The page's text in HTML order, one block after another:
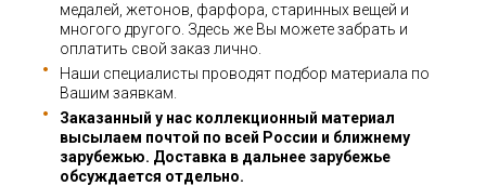
медалей, жетонов, фарфора, старинных вещей и
многого другого. Здесь же Вы можете забрать и
оплатить свой заказ лично.
Наши специалисты проводят подбор материала по
Вашим заявкам.
Заказанный у нас коллекционный материал
высылаем почтой по всей России и ближнему
зарубежью. Доставка в дальнее зарубежье
обсуждается отдельно.